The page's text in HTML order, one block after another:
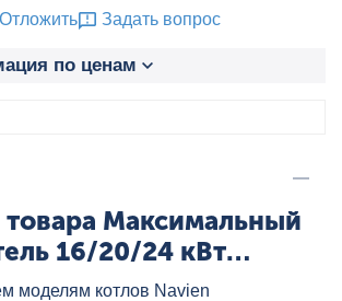
Отложить Задать вопрос
по ценам
Максимальный
16/20/24 кВт
BH1401003A
моделям котлов Navien